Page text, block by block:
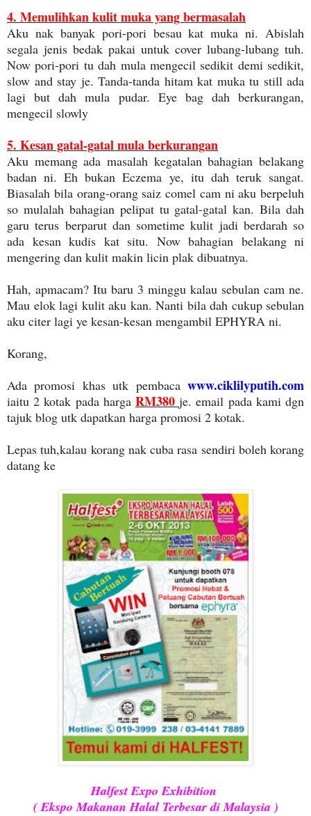
4. Memulihkan kulit muka yang bermasalah
Aku nak banyak pori-pori besau kat muka ni. Abislah
segala jenis bedak pakai untuk cover lubang-lubang tuh.
Now pori-pori tu dah mula mengecil sedikit demi sedikit,
slow and stay je. Tanda-tanda hitam kat muka tu still ada
lagi but dah mula pudar. Eye bag dah berkurangan,
mengecil slowly
5. Kesan gatal-gatal mula berkurangan
Aku memang ada masalah kegatalan bahagian belakang
badan ni. Eh bukan Eczema ye, itu dah teruk sangat.
Biasalah bila orang-orang saiz comel cam ni aku berpeluh
so mulalah bahagian pelipat tu gatal-gatal kan. Bila dah
garu terus berparut dan sometime kulit jadi berdarah so
ada kesan kudis kat situ. Now bahagian belakang ni
mengering dan kulit makin licin plak dibuatnya.
Hah, apmacam? Itu baru 3 minggu kalau sebulan cam ne.
Mau elok lagi kulit aku kan. Nanti bila dah cukup sebulan
aku citer lagi ye kesan-kesan mengambil EPHYRA ni.
Korang,
Ada promosi khas utk pembaca www.ciklilyputih.com
iaitu 2 kotak pada harga RM380je. email pada kami dgn
tajuk blog utk dapatkan harga promosi 2 kotak.
Lepas tuh,kalau korang nak cuba rasa sendiri boleh korang
datang ke
Halfest Expo Exhibition
( Ekspo Makanan Halal Terbesar di Malaysia )